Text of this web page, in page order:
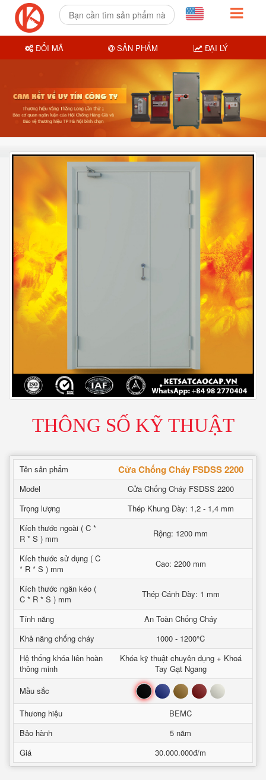
THÔNG SỐ KỸ THUẬT
Tên sản phẩm Cửa Chống Cháy FSDSS 2200
Model
Cửa Chống Cháy FSDSS 2200
Trọng lượng
Thép Khung Dày: 1,2 - 1,4 mm
Kích thước ngoài ( C *
R * S ) mm
Rộng: 1200 mm
Kích thước sử dụng ( C
* R * S ) mm
Cao: 2200 mm
Kích thước ngăn kéo (
C * R * S ) mm
Thép Cánh Dày: 1 mm
Tính năng
An Toàn Chống Cháy
Khả năng chống cháy
1000 - 1200°C
Hệ thống khóa liên hoàn
thông minh
Khóa kỹ thuật chuyên dụng + Khoá
Tay Gạt Ngang
Mầu sắc
Đen Xanh Nâu Đỏ Trắng
Thương hiệu
BEMC
Bảo hành
5 năm
Giá
30.000.000đ/m
ĐỔI MÃ SẢN PHẨM ĐẠI LÝ